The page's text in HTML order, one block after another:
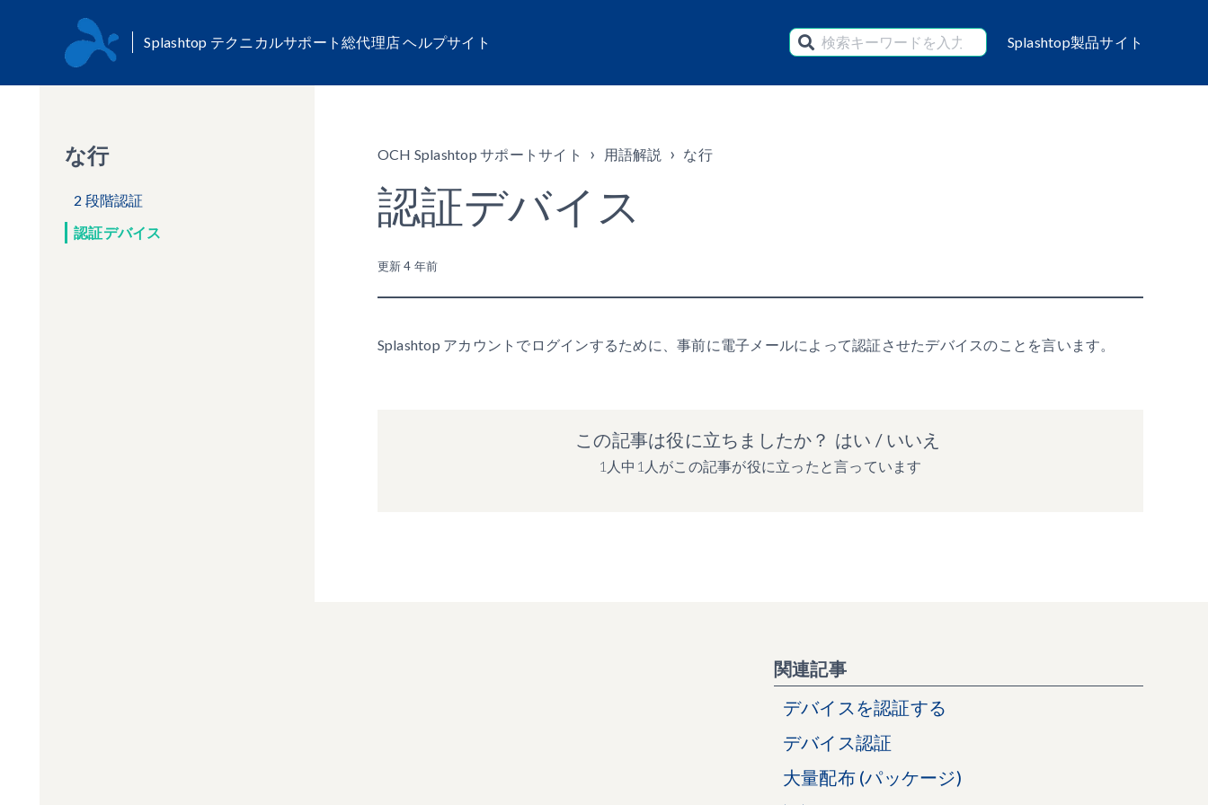
Splashtop テクニカルサポート総代理店 ヘルプサイト Splashtop製品サイト
な行
2 段階認証
認証デバイス
OCH Splashtop サポートサイト 用語解説 な行
認証デバイス
更新4 年前
Splashtop アカウントでログインするために、事前に電子メールによって認証させたデバイスのことを言います。
この記事は役に立ちましたか？ はい / いいえ
1人中1人がこの記事が役に立ったと言っています
関連記事
デバイスを認証する
デバイス認証
大量配布 (パッケージ)